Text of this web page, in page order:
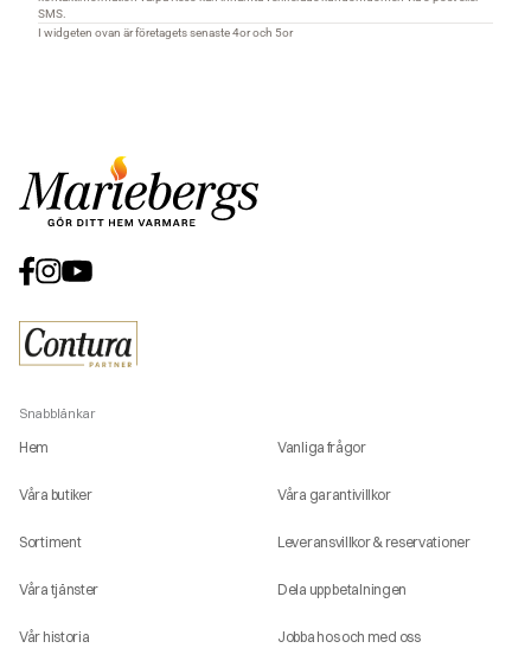
Snabblänkar
Hem
Våra butiker
Sortiment
Våra tjänster
Vår historia
Vanliga frågor
Våra garantivillkor
Leveransvillkor & reservationer
Dela upp betalningen
Jobba hos och med oss